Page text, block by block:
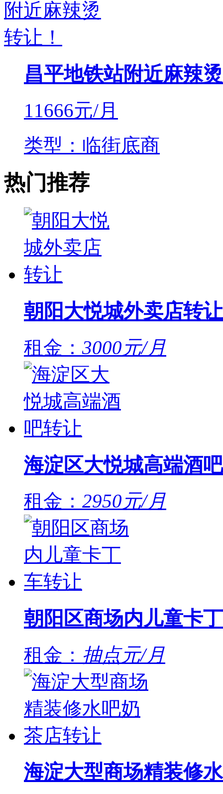
昌平地铁站附近麻辣
11666元/月
类型：临街底商
热门推荐
朝阳大悦城外卖店转让
租金： 3000元/月
海淀区大悦城高端酒
租金： 2950元/月
朝阳区商场内儿童卡
租金： 抽点元/月
海淀大型商场精装修